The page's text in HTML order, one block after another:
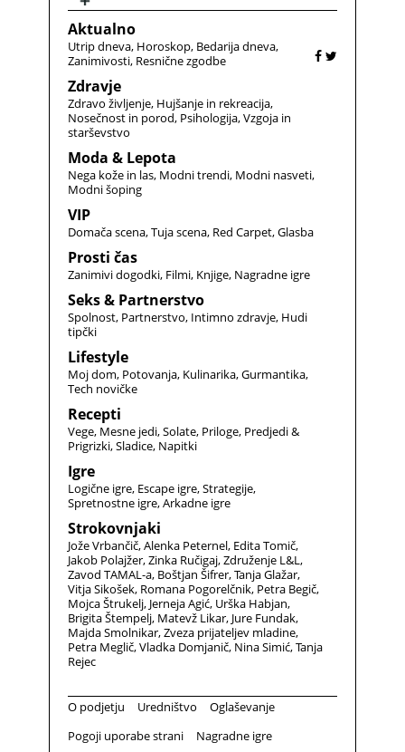
Aktualno
Utrip dneva Horoskop Bedarija dneva
Zanimivosti Resnične zgodbe
Zdravje
Zdravo življenje Hujšanje in rekreacija
Nosečnost in porod Psihologija Vzgoja in
starševstvo
Moda & Lepota
Nega kože in las Modni trendi Modni nasveti
Modni šoping
VIP
Domača scena Tuja scena Red Carpet Glasba
Prosti čas
Zanimivi dogodki Filmi Knjige Nagradne igre
Seks & Partnerstvo
Spolnost Partnerstvo Intimno zdravje Hudi
tipčki
Lifestyle
Moj dom Potovanja Kulinarika Gurmantika
Tech novičke
Recepti
Vege Mesne jedi Solate Priloge Predjedi &
Prigrizki Sladice Napitki
Igre
Logične igre Escape igre Strategije
Spretnostne igre Arkadne igre
Strokovnjaki
Jože Vrbančič Alenka Peternel Edita Tomič
Jakob Polajžer Zinka Ručigaj Združenje L&L
Zavod TAMAL-a Boštjan Šifrer Tanja Glažar
Vitja Sikošek Romana Pogorelčnik Petra Begič
Mojca Štrukelj Jerneja Agić Urška Habjan
Brigita Štempelj Matevž Likar Jure Fundak
Majda Smolnikar Zveza prijateljev mladine
Petra Meglič Vladka Domjanič Nina Simić Tanja
Rejec
O podjetju Uredništvo
Oglaševanje
Pogoji uporabe strani
Nagradne igre